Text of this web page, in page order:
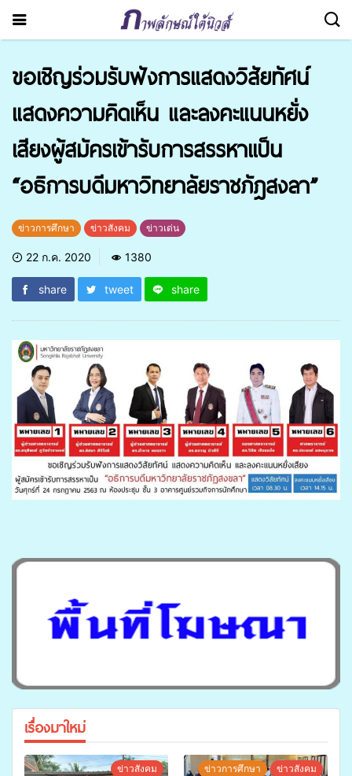
ขอเชิญร่วมรับฟังการแสดงวิสัยทัศน์
แสดงความคิดเห็น และลงคะแนนหยั่ง
เสียงผู้สมัครเข้ารับการสรรหาแป็น
“อธิการบดีมหาวิทยาลัยราชภัฎสงลา”
ข่าวการศึกษา ข่าวสังคม ข่าวเด่น
22 ก.ค. 2020 1380
share tweet share
เรื่องมาใหม่
ข่าวสังคม ข่าวการศึกษา ข่าวสังคม